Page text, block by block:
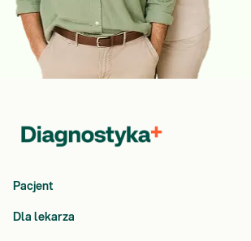
Pacjent
Dla lekarza